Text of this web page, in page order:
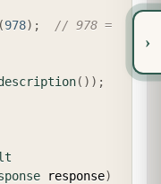
(978) ;
// 978 =
( ) ) ;
response)
›